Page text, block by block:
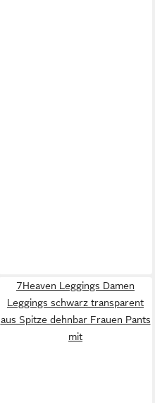
7Heaven Leggings Damen
Leggings schwarz transparent
aus Spitze dehnbar Frauen Pants
mit